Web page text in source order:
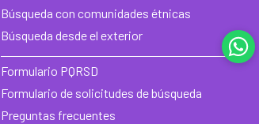
Búsqueda con comunidades étnicas
Búsqueda desde el exterior
Formulario PQRSD
Formulario de solicitudes de búsqueda
Preguntas frecuentes